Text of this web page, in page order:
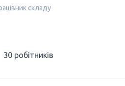
складу
30 робітників